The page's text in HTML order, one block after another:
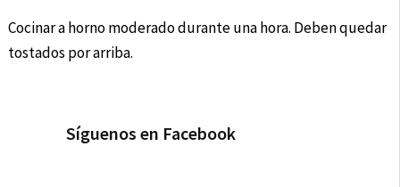
Cocinar a horno moderado durante una hora. Deben quedar
tostados por arriba.
Síguenos en Facebook